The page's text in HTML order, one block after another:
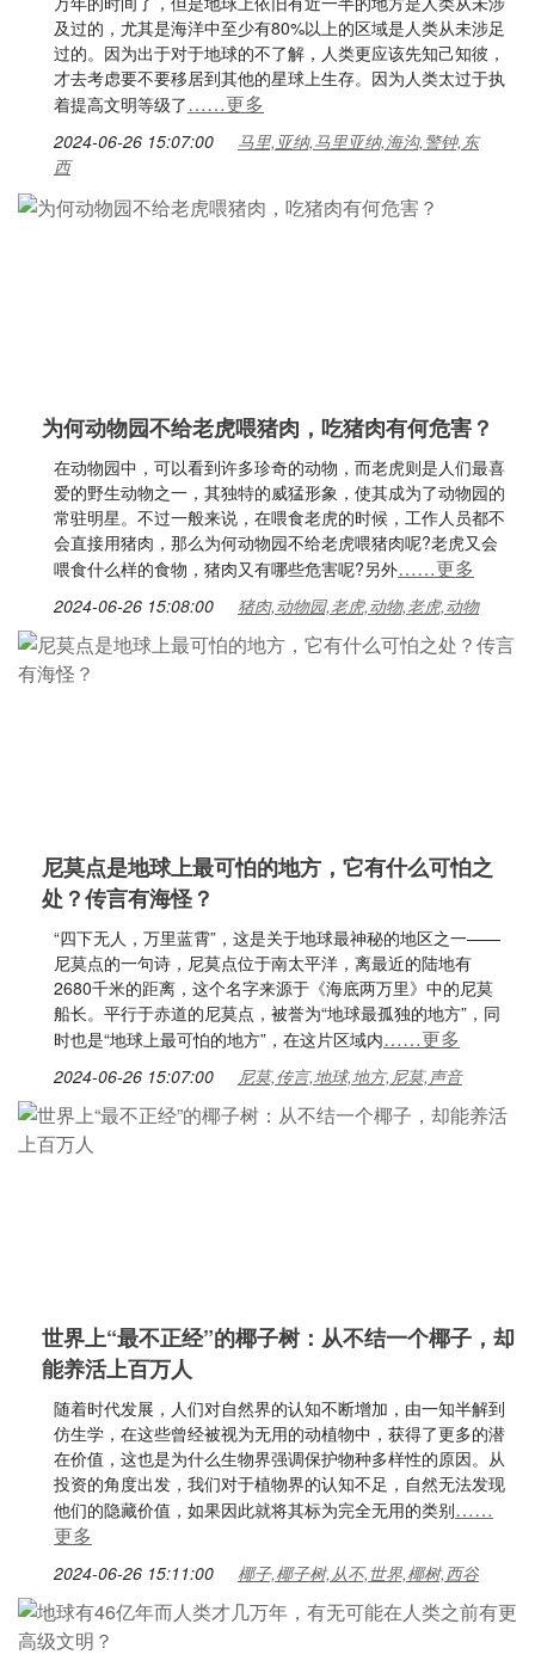
及过的，尤其是海洋中至少有80%以上的区域是人类从未涉足
过的。因为出于对于地球的不了解，人类更应该先知己知彼，
才去考虑要不要移居到其他的星球上生存。因为人类太过于执
着提高文明等级了……更多
2024-06-26 15:07:00
马里,亚纳,马里亚纳,海沟,警钟,东
西
为何动物园不给老虎喂猪肉，吃猪肉有何危害？
在动物园中，可以看到许多珍奇的动物，而老虎则是人们最喜
爱的野生动物之一，其独特的威猛形象，使其成为了动物园的
常驻明星。不过一般来说，在喂食老虎的时候，工作人员都不
会直接用猪肉，那么为何动物园不给老虎喂猪肉呢?老虎又会
喂食什么样的食物，猪肉又有哪些危害呢?另外……更多
2024-06-26 15:08:00 猪肉,动物园,老虎,动物,老虎,动物
尼莫点是地球上最可怕的地方，它有什么可怕之
处？传言有海怪？
“四下无人，万里蓝霄”，这是关于地球最神秘的地区之一——
尼莫点的一句诗，尼莫点位于南太平洋，离最近的陆地有
2680千米的距离，这个名字来源于《海底两万里》中的尼莫
船长。平行于赤道的尼莫点，被誉为“地球最孤独的地方”，同
时也是“地球上最可怕的地方”，在这片区域内……更多
2024-06-26 15:07:00 尼莫,传言,地球,地方,尼莫,声音
世界上“最不正经”的椰子树：从不结一个椰子，却
能养活上百万人
随着时代发展，人们对自然界的认知不断增加，由一知半解到
仿生学，在这些曾经被视为无用的动植物中，获得了更多的潜
在价值，这也是为什么生物界强调保护物种多样性的原因。从
投资的角度出发，我们对于植物界的认知不足，自然无法发现
他们的隐藏价值，如果因此就将其标为完全无用的类别……
更多
2024-06-26 15:11:00 椰子,椰子树,从不,世界,椰树,西谷